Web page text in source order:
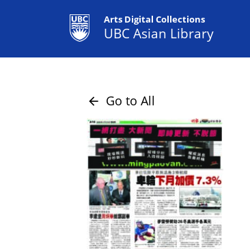
Arts Digital Collections
UBC Asian Library
arrow_back Go to All